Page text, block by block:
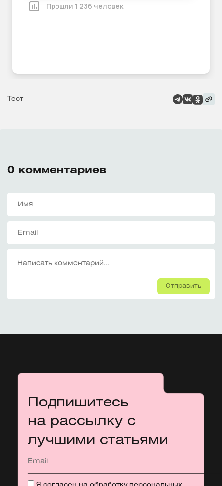
Тест
0 комментариев
Отправить
Подпишитесь
на рассылку с
лучшими статьями